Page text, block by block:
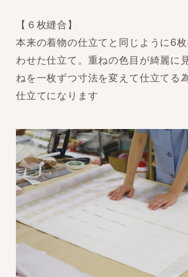
【６枚縫合】
本来の着物の仕立てと同じように6
わせた仕立て。重ねの色目が綺麗に
ねを一枚ずつ寸法を変えて仕立てる
仕立てになります